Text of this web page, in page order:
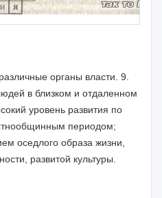
органы власти. 9.
в близком и отдаленном
уровень разви­тия по
периодом;
оседлого образа жизни,
развитой культуры.